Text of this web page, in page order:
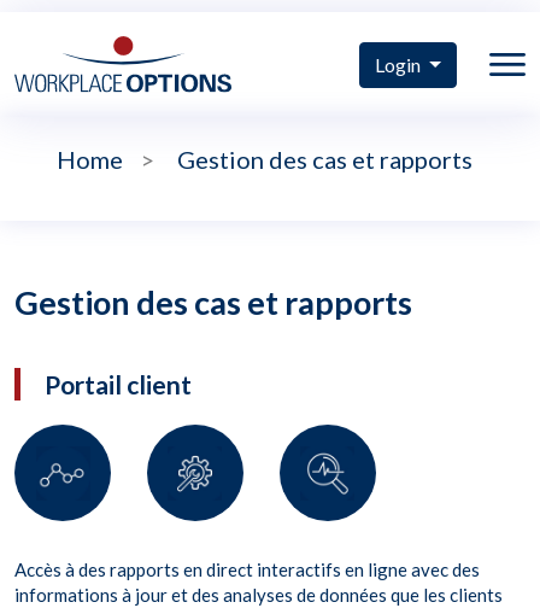
Login
Home > Gestion des cas et rapports
Gestion des cas et rapports
Portail client
Accès à des rapports en direct interactifs en ligne avec des
informations à jour et des analyses de données que les clients